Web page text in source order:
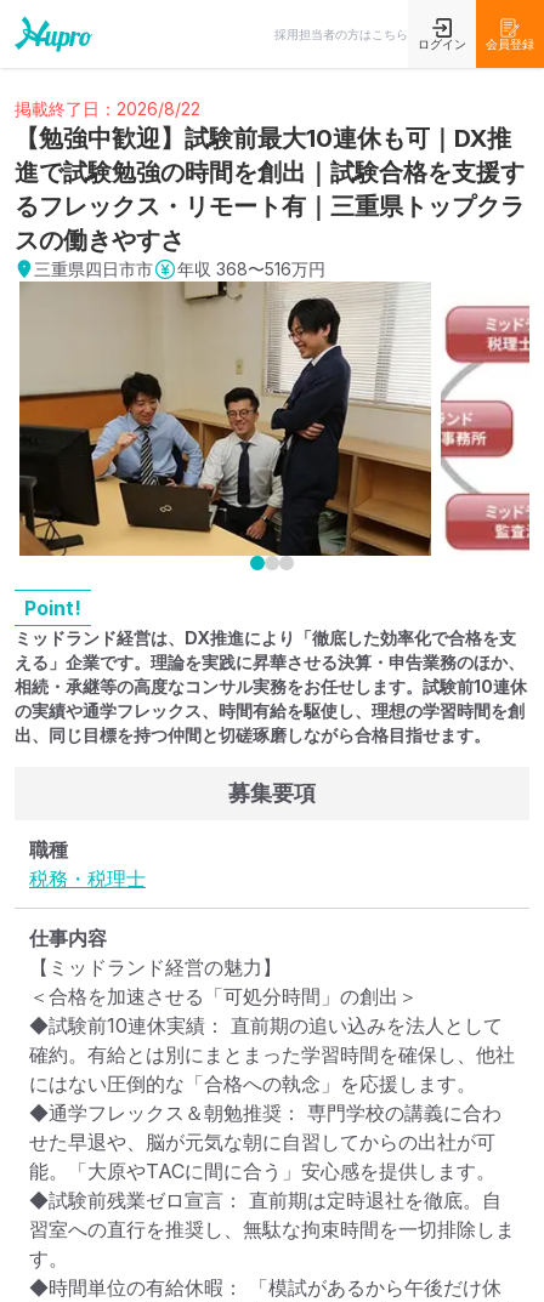
採用担当者の方はこちら
ログイン 会員登録
掲載終了日：2026/8/22
【勉強中歓迎】試験前最大10連休も可｜DX推
進で試験勉強の時間を創出｜試験合格を支援す
るフレックス・リモート有｜三重県トップクラ
スの働きやすさ
三重県四日市市 年収 368〜516万円
Point!
ミッドランド経営は、DX推進により「徹底した効率化で合格を支
える」企業です。理論を実践に昇華させる決算・申告業務のほか、
相続・承継等の高度なコンサル実務をお任せします。試験前10連休
の実績や通学フレックス、時間有給を駆使し、理想の学習時間を創
出、同じ目標を持つ仲間と切磋琢磨しながら合格目指せます。
募集要項
職種
税務・税理士
仕事内容
【ミッドランド経営の魅力】
＜合格を加速させる「可処分時間」の創出＞
◆試験前10連休実績： 直前期の追い込みを法人として
確約。有給とは別にまとまった学習時間を確保し、他社
にはない圧倒的な「合格への執念」を応援します。
◆通学フレックス＆朝勉推奨： 専門学校の講義に合わ
せた早退や、脳が元気な朝に自習してからの出社が可
能。「大原やTACに間に合う」安心感を提供します。
◆試験前残業ゼロ宣言： 直前期は定時退社を徹底。自
習室への直行を推奨し、無駄な拘束時間を一切排除しま
す。
◆時間単位の有給休暇： 「模試があるから午後だけ休